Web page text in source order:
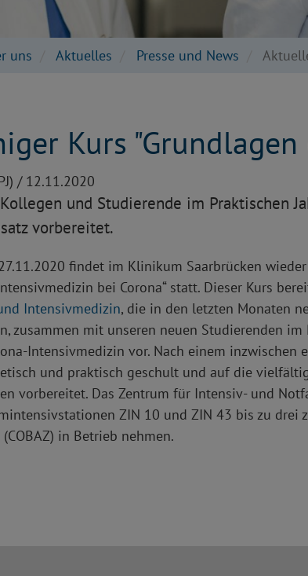
uns Aktuelles Presse und News
Kurs
/ 12.11.2020
und Studierende im Praktischen
vorbereitet.
findet im Klinikum Saarbrücken
bei Corona“ statt. Dieser Kurs
Intensivmedizin, die in den letzten Monaten
zusammen mit unseren neuen Studierenden im
Intensivmedizin vor. Nach einem inzwischen
und praktisch geschult und auf die
vorbereitet. Das Zentrum für Intensiv- und
ZIN 10 und ZIN 43 bis zu drei
in Betrieb nehmen.